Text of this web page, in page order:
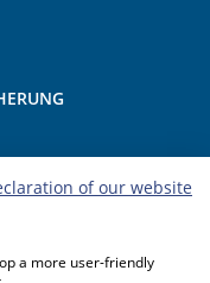
of our website
a more user-friendly